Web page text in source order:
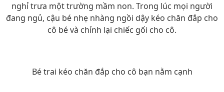
nghỉ trưa một trường mầm non. Trong lúc mọi người
đang ngủ, cậu bé nhẹ nhàng ngồi dậy kéo chăn đắp cho
cô bé và chỉnh lại chiếc gối cho cô.
Bé trai kéo chăn đắp cho cô bạn nằm cạnh